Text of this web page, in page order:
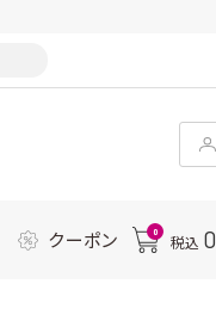
クーポン 0
税込 0